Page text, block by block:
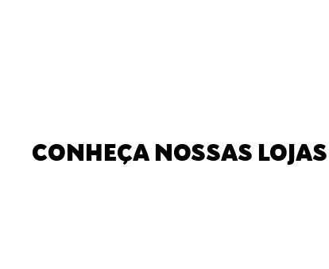
CONHEÇA NOSSAS LOJAS